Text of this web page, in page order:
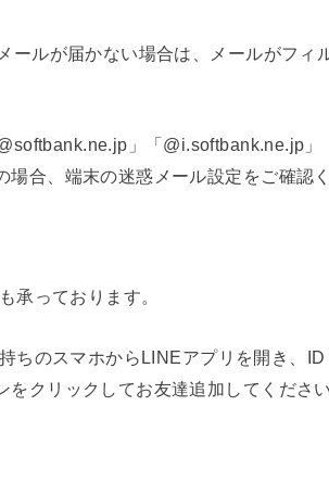
ールが届かない場合は、メールがフィ
」「@i.softbank.ne.jp
合、端末の迷惑メール設定をご確認く
承っております。
ちのスマホからLINEアプリを開き、
クリックしてお友達追加してください